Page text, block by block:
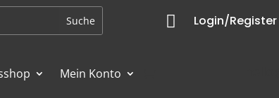
 Login/Register
Mein Konto